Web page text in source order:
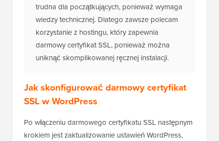
trudna dla początkujących, ponieważ wymaga
wiedzy technicznej. Dlatego zawsze polecam
korzystanie z hostingu, który zapewnia
darmowy certyfikat SSL, ponieważ można
uniknąć skomplikowanej ręcznej instalacji.
Jak skonfigurować darmowy certyfikat
SSL w WordPress
Po włączeniu darmowego certyfikatu SSL następnym
krokiem jest zaktualizowanie ustawień WordPress,